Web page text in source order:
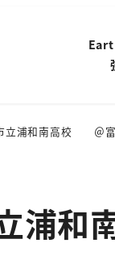
浦和南高校 ＠富
浦和